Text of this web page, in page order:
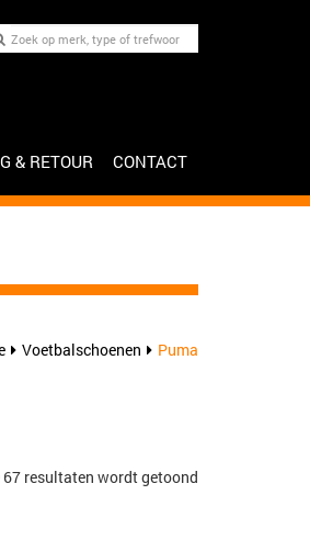
& RETOUR CONTACT
Voetbalschoenen Puma
resultaten wordt getoond